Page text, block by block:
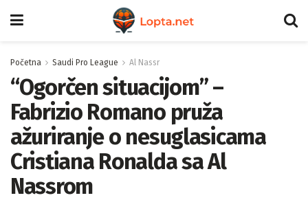
Početna Saudi Pro League Al Nassr
“Ogorčen situacijom” –
Fabrizio Romano pruža
ažuriranje o nesuglasicama
Cristiana Ronalda sa Al
Nassrom